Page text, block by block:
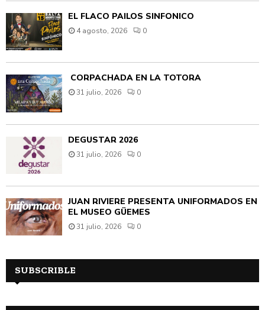
EL FLACO PAILOS SINFÓNICO
4 agosto, 2026 0
CORPACHADA EN LA TOTORA
31 julio, 2026 0
DEGUSTAR 2026
31 julio, 2026 0
JUAN RIVIÈRE PRESENTA UNIFORMADOS EN
EL MUSEO GÜEMES
31 julio, 2026 0
SUBSCRIBLE